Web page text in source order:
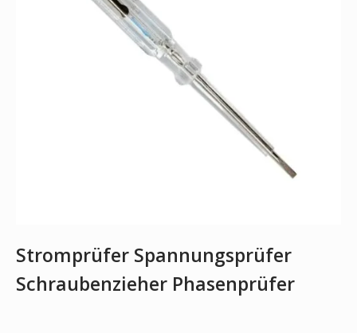
Stromprüfer Spannungsprüfer
Schraubenzieher Phasenprüfer